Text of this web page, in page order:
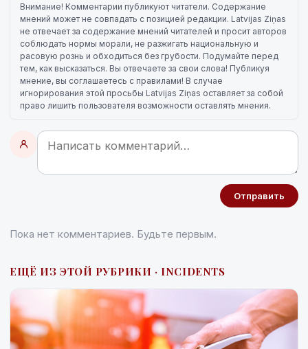
Внимание! Комментарии публикуют читатели. Содержание
мнений может не совпадать с позицией редакции. Latvijas Ziņas
не отвечает за содержание мнений читателей и просит авторов
соблюдать нормы морали, не разжигать национальную и
расовую рознь и обходиться без грубости. Подумайте перед
тем, как высказаться. Вы отвечаете за свои слова! Публикуя
мнение, вы соглашаетесь с правилами! В случае
игнорирования этой просьбы Latvijas Ziņas оставляет за собой
право лишить пользователя возможности оставлять мнения.
Отправить
Пока нет комментариев. Будьте первым.
ЕЩЁ ИЗ ЭТОЙ РУБРИКИ · INCIDENTS